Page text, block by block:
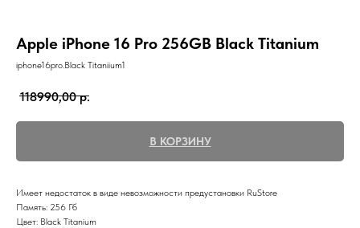
Apple iPhone 16 Pro 256GB Black Titanium
iphone16pro.Black Titaniium1
118990,00 р.
В КОРЗИНУ
Имеет недостаток в виде невозможности предустановки RuStore
Память: 256 Гб
Цвет: Black Titanium